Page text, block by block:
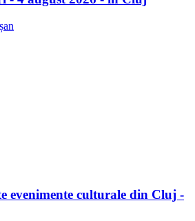
evenimente culturale din Cluj -